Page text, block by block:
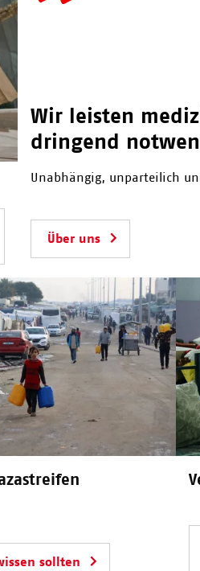
Wir leisten
dringend
Unabhängig, unparteilich
Über uns
sollten